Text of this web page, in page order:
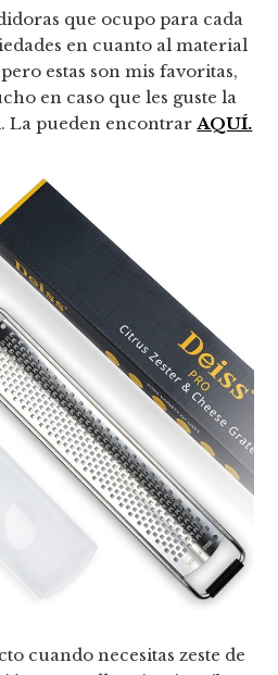
que ocupo para cada
en cuanto al material
estas son mis favoritas,
en caso que les guste la
La pueden encontrarAQUÍ.
cuando necesitas zeste de